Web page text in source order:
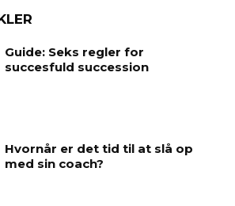
Guide: Seks regler for
succesfuld succession
Hvornår er det tid til at slå op
med sin coach?